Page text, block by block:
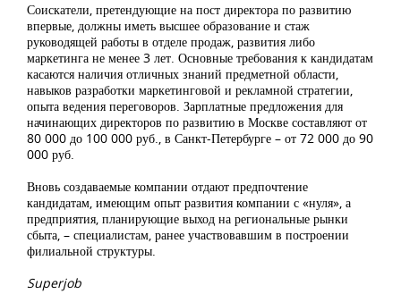
Соискатели, претендующие на пост директора по развитию
впервые, должны иметь высшее образование и стаж
руководящей работы в отделе продаж, развития либо
маркетинга не менее 3 лет. Основные требования к кандидатам
касаются наличия отличных знаний предметной области,
навыков разработки маркетинговой и рекламной стратегии,
опыта ведения переговоров. Зарплатные предложения для
начинающих директоров по развитию в Москве составляют от
80 000 до 100 000 руб., в Санкт-Петербурге – от 72 000 до 90
000 руб.
Вновь создаваемые компании отдают предпочтение
кандидатам, имеющим опыт развития компании с «нуля», а
предприятия, планирующие выход на региональные рынки
сбыта, – специалистам, ранее участвовавшим в построении
филиальной структуры.
Superjob